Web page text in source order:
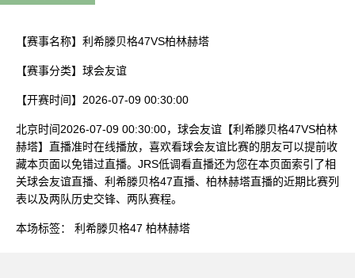
【赛事名称】 利希滕贝格47VS柏林赫塔
【赛事分类】 球会友谊
【开赛时间】 2026-07-09 00:30:00
北京时间2026-07-09 00:30:00，球会友谊【利希滕贝格47VS柏林
赫塔】直播准时在线播放，喜欢看球会友谊比赛的朋友可以提前收
藏本页面以免错过直播。JRS低调看直播还为您在本页面索引了相
关球会友谊直播、利希滕贝格47直播、柏林赫塔直播的近期比赛列
表以及两队历史交锋、两队赛程。
本场标签： 利希滕贝格47 柏林赫塔